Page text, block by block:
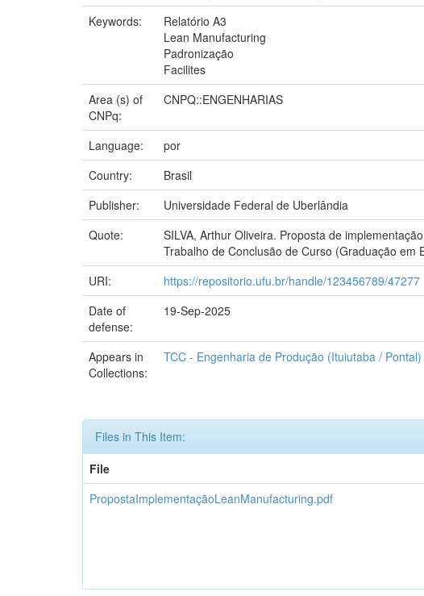
Keywords:
Relatório A3
Lean Manufacturing
Padronização
Facilites
Area (s) of
CNPq:
CNPQ::ENGENHARIAS
Language:
por
Country:
Brasil
Publisher:
Universidade Federal de Uberlândia
Quote:
SILVA, Arthur Oliveira. Proposta de
Trabalho de Conclusão de Curso (Graduação
URI:
https://repositorio.ufu.br/handle/123456789/47277
Date of
defense:
19-Sep-2025
Appears in
Collections:
TCC - Engenharia de Produção (Ituiutaba / Pontal)
Files in This Item:
File
PropostaImplementaçãoLeanManufacturing.pdf